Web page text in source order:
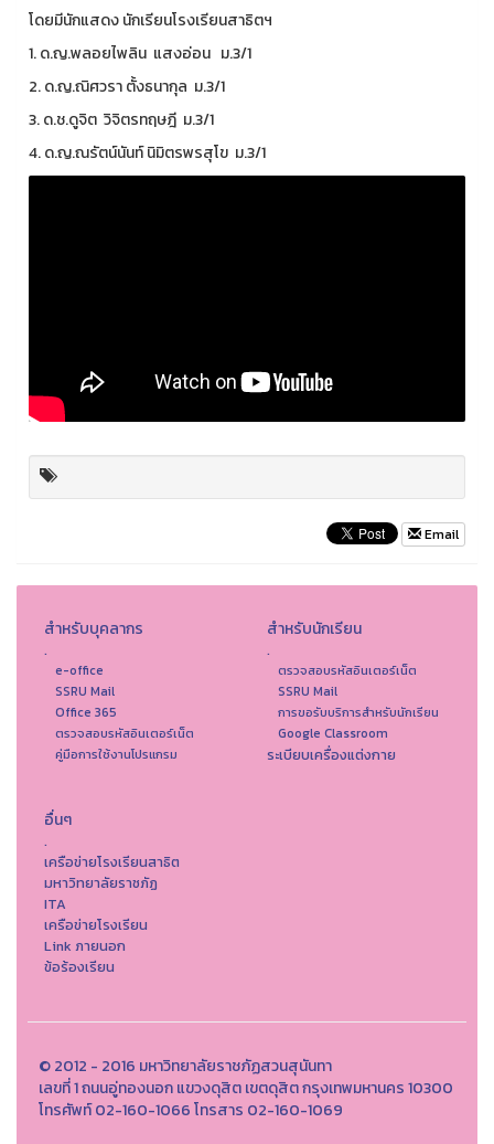
โดยมีนักแสดง นักเรียนโรงเรียนสาธิตฯ
1. ด.ญ.พลอยไพลิน แสงอ่อน ม.3/1
2. ด.ญ.ณิศวรา ตั้งธนากุล ม.3/1
3. ด.ช.ดูจิต วิจิตรทฤษฎี ม.3/1
4. ด.ญ.ณรัตน์นันท์ นิมิตรพรสุโข ม.3/1
Email
สำหรับบุคลากร
.
e-office
SSRU Mail
Office 365
ตรวจสอบรหัสอินเตอร์เน็ต
คู่มือการใช้งานโปรแกรม
สำหรับนักเรียน
.
ตรวจสอบรหัสอินเตอร์เน็ต
SSRU Mail
การขอรับบริการสำหรับนักเรียน
Google Classroom
ระเบียบเครื่องแต่งกาย
อื่นๆ
.
เครือข่ายโรงเรียนสาธิต
มหาวิทยาลัยราชภัฏ
ITA
เครือข่ายโรงเรียน
Link ภายนอก
ข้อร้องเรียน
© 2012 - 2016 มหาวิทยาลัยราชภัฏสวนสุนันทา
เลขที่ 1 ถนนอู่ทองนอก แขวงดุสิต เขตดุสิต กรุงเทพมหานคร 10300
โทรศัพท์ 02-160-1066 โทรสาร 02-160-1069